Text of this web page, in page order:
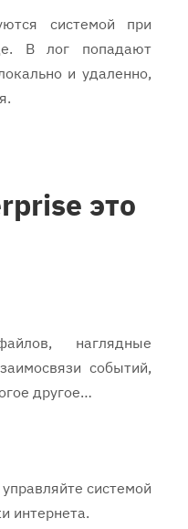
системой при
В лог попадают
и удаленно,
это
наглядные
событий,
другое…
системой
интернета.